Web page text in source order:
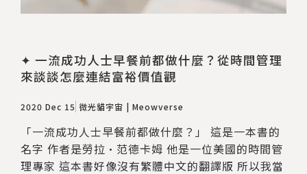
✦ 一流成功人士早餐前都做什麼？從時間管理
來談談怎麼連結富裕價值觀
2020 Dec 15 微光貓宇宙 | Meowverse
「一流成功人士早餐前都做什麼？」 這是一本書的
名字 作者是勞拉·范德卡姆 他是一位美國的時間管
理專家 這本書好像沒有繁體中文的翻譯版 所以我當